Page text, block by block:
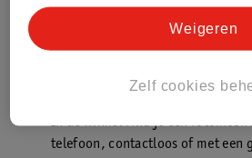
Kruidvat is een gecertificeerd
In de winkel vind je een fotokiosk
telefoon, contactloos of met een
Zelf cookies
Weigeren